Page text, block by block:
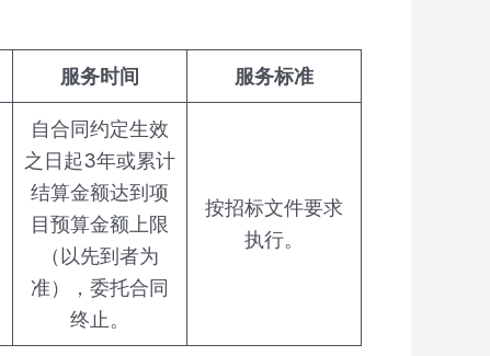
服务时间 服务标准
自合同约定生效
之日起3年或累计
结算金额达到项
目预算金额上限
（以先到者为
准），委托合同
终止。
按招标文件要求
执行。